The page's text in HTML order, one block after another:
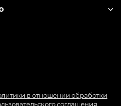
в отношении обработки
соглашения